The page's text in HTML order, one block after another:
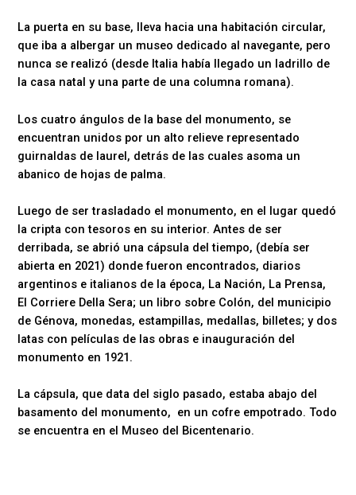
La puerta en su base, lleva hacia una habitación circular,
que iba a albergar un museo dedicado al navegante, pero
nunca se realizó (desde Italia había llegado un ladrillo de
la casa natal y una parte de una columna romana).
Los cuatro ángulos de la base del monumento, se
encuentran unidos por un alto relieve representado
guirnaldas de laurel, detrás de las cuales asoma un
abanico de hojas de palma.
Luego de ser trasladado el monumento, en el lugar quedó
la cripta con tesoros en su interior. Antes de ser
derribada, se abrió una cápsula del tiempo, (debía ser
abierta en 2021) donde fueron encontrados, diarios
argentinos e italianos de la época, La Nación, La Prensa,
El Corriere Della Sera; un libro sobre Colón, del municipio
de Génova, monedas, estampillas, medallas, billetes; y dos
latas con películas de las obras e inauguración del
monumento en 1921.
La cápsula, que data del siglo pasado, estaba abajo del
basamento del monumento, en un cofre empotrado. Todo
se encuentra en el Museo del Bicentenario.